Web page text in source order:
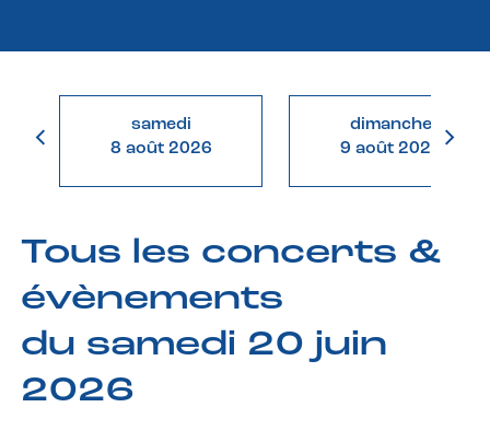
samedi
8 août 2026
dimanche
9 août 2026
Tous les concerts &
évènements
du samedi 20 juin
2026